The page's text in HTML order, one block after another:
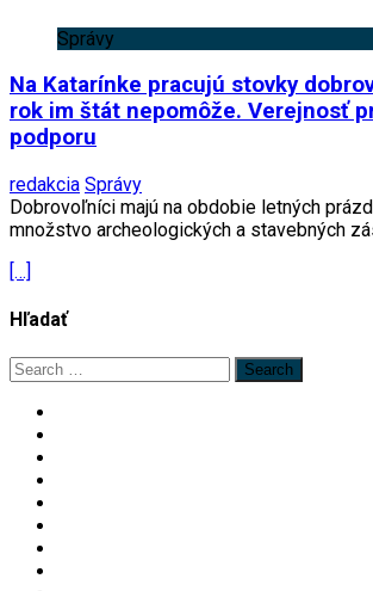
Správy
Na Katarínke pracujú stovky
rok im štát nepomôže. Verejnosť
podporu
redakcia Správy
Dobrovoľníci majú na obdobie letných
množstvo archeologických a stavebných
[…]
Hľadať
Search
for: